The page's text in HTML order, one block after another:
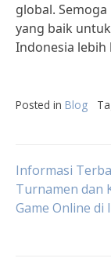
global.
yang baik
Indonesia lebih
Posted in Blog
Post
Informasi
Turnamen dan
Game Online di